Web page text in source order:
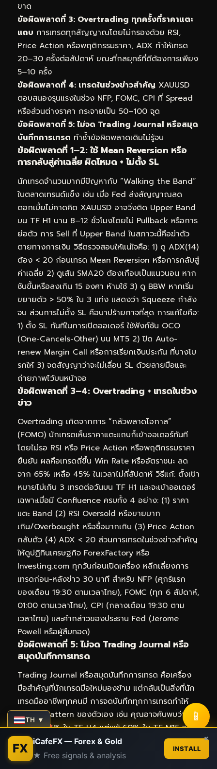
ขาด
ข้อผิดพลาดที่ 3: Overtrading ทุกครั้งที่ราคาแตะ
แถบ การเทรดทุกสัญญาณโดยไม่กรองด้วย RSI,
Price Action หรือพฤติกรรมราคา, ADX ทำให้เทรด
20–30 ครั้งต่อสัปดาห์ ขณะที่กลยุทธ์ที่ดีต้องการเพียง
5–10 ครั้ง
ข้อผิดพลาดที่ 4: เทรดในช่วงข่าวสำคัญ XAUUSD
ตอบสนองรุนแรงในช่วง NFP, FOMC, CPI ที่ Spread
หรือส่วนต่างราคา กระจายเป็น 50–100 จุด
ข้อผิดพลาดที่ 5: ไม่จด Trading Journal หรือสมุด
บันทึกการเทรด ทำซ้ำข้อผิดพลาดเดิมไม่รู้จบ
ข้อผิดพลาดที่ 1–2: ใช้ Mean Reversion หรือ
การกลับสู่ค่าเฉลี่ย ผิดโหมด + ไม่ตั้ง SL
นักเทรดจำนวนมากมีปัญหากับ “Walking the Band”
ในตลาดเทรนด์แข็ง เช่น เมื่อ Fed ส่งสัญญาณลด
ดอกเบี้ยไม่คาดคิด XAUUSD อาจวิ่งติด Upper Band
บน TF H1 นาน 8–12 ชั่วโมงโดยไม่ Pullback หรือการ
ย่อตัว การ Sell ที่ Upper Band ในสภาวะนี้คือฆ่าตัว
ตายทางการเงิน วิธีตรวจสอบให้แน่ใจคือ: 1) ดู ADX(14)
ต้อง < 20 ก่อนเทรด Mean Reversion หรือการกลับสู่
ค่าเฉลี่ย 2) ดูเส้น SMA20 ต้องเกือบเป็นแนวนอน หาก
ชันขึ้นหรือลงเกิน 15 องศา ห้ามใช้ 3) ดู BBW หากเริ่ม
ขยายตัว > 50% ใน 3 แท่ง แสดงว่า Squeeze กำลัง
จบ ส่วนการไม่ตั้ง SL คือบาปร้ายกาจที่สุด การแก้ไขคือ:
1) ตั้ง SL ทันทีในการเปิดออเดอร์ ใช้ฟังก์ชัน OCO
(One-Cancels-Other) บน MT5 2) ปิด Auto-
renew Margin Call หรือการเรียกเงินประกัน ที่บางโบ
รกให้ 3) จดสัญญาว่าจะไม่เลื่อน SL ด้วยลายมือและ
ถ่ายภาพไว้บนหน้าจอ
ข้อผิดพลาดที่ 3–4: Overtrading + เทรดในช่วง
ข่าว
Overtrading เกิดจากการ “กลัวพลาดโอกาส”
(FOMO) นักเทรดเห็นราคาแตะแถบก็เข้าออเดอร์ทันที
โดยไม่รอ RSI หรือ Price Action หรือพฤติกรรมราคา
ยืนยัน ผลคือเทรดถี่ขึ้น Win Rate หรืออัตราชนะ ลด
จาก 65% เหลือ 45% ในเวลาไม่กี่สัปดาห์ วิธีแก้: ตั้งเป้า
หมายไม่เกิน 3 เทรดต่อวันบน TF H1 และจะเข้าออเดอร์
เฉพาะเมื่อมี Confluence ครบทั้ง 4 อย่าง: (1) ราคา
แตะ Band (2) RSI Oversold หรือขายมาก
เกิน/Overbought หรือซื้อมากเกิน (3) Price Action
กลับตัว (4) ADX < 20 ส่วนการเทรดในช่วงข่าวสำคัญ
ให้ดูปฏิทินเศรษฐกิจ ForexFactory หรือ
Investing.com ทุกวันก่อนเปิดเครื่อง หลีกเลี่ยงการ
เทรดก่อน-หลังข่าว 30 นาที สำหรับ NFP (ศุกร์แรก
ของเดือน 19:30 ตามเวลาไทย), FOMC (ทุก 6 สัปดาห์,
01:00 ตามเวลาไทย), CPI (กลางเดือน 19:30 ตาม
เวลาไทย) และคำกล่าวของประธาน Fed (Jerome
Powell หรือผู้สืบทอด)
ข้อผิดพลาดที่ 5: ไม่จด Trading Journal หรือ
สมุดบันทึกการเทรด
Trading Journal หรือสมุดบันทึกการเทรด คือเครื่อง
มือสำคัญที่นักเทรดมือใหม่มองข้าม แต่กลับเป็นสิ่งที่นัก
เทรดมืออาชีพทุกคนมี การจดบันทึกทุกการเทรดทำให้
คุณเห็น Pattern ของตัวเอง เช่น คุณอาจค้นพบว่าตัว
เองชนะ 75% ใน TF H4 แต่แพ้ 60% ใน TF M15 หรือ
ชนะดีในช่วง London Session แต่แพ้ใน Asian
Session ข้อมูลเหล่านี้ช่วยให้คุณเลือกเทรดในช่วงที่ตัว
TH ▼ 📱
FX iCafeFX — Forex & Gold
★ Free signals & analysis
INSTALL
×
Contact us
Open